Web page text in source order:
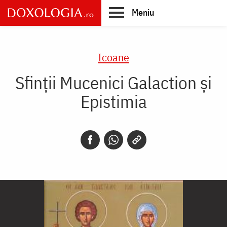
Skip
to
main
Meniu
Icoane
Sfinții Mucenici Galaction și
Epistimia